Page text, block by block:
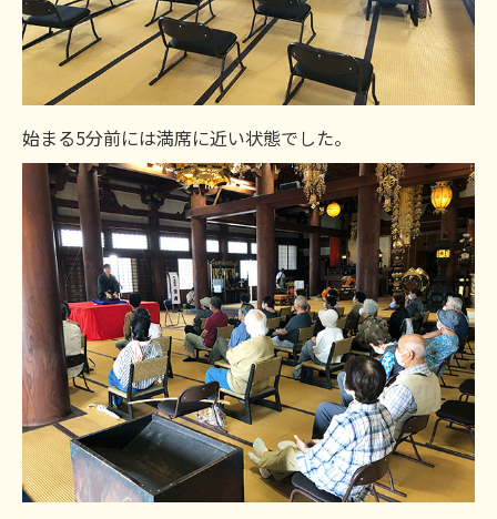
始まる5分前には満席に近い状態でした。